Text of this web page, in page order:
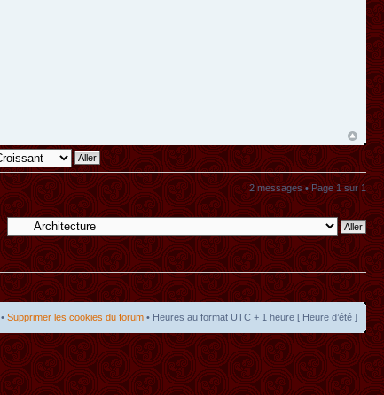
2 messages • Page1sur1
• Supprimer les cookies du forum • Heures au format UTC + 1 heure [ Heure d’été ]